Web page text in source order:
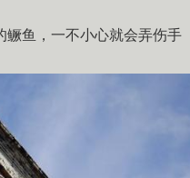
鳜鱼，一不小心就会弄伤手